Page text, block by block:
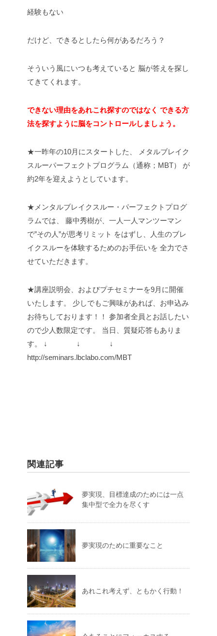
経験もない
だけど、できるとしたら何があるだろう？
そういう風にいつも考えていると 脳が答えを探し
てきてくれます。
できない理由をあれこれ探すのではなく できる方
法を探すように脳をコントロールしましょう。
★一昨年の10月にスタートした、
メタルブレイク
スルーパーフェクトプログラム（通称；MBT）
が
約2年を迎えようとしています。
★メンタルブレイクスルー・パーフェクトプログ
ラムでは、
藤中秀樹が、一人一人マンツーマン
で”その人”が思考リミット をはずし、人生のブレ
イクスルーを体験するためのお手伝いを 全力でさ
せていただきます。
★講座説明会、およびプチセミナーを9月に開催
いたします。
少しでもご興味があれば、お申込み
お待ちしております！！ 参加者全員とお話したい
ので少人数限定です。
当日、質疑応答もありま
す。
↓ ↓ ↓
http://seminars.lbclabo.com/MBT
関連記事
夢実現、目標達成のためには一点
集中型で全力を尽くす
夢実現のために重要なこと
あれこれ考えず、ともかく行動！